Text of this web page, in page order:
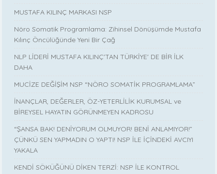
MUSTAFA KILINÇ MARKASI NSP
Nöro Somatik Programlama: Zihinsel Dönüşümde Mustafa
Kılınç Öncülüğünde Yeni Bir Çağ
NLP LİDERİ MUSTAFA KILINÇ'TAN TÜRKİYE' DE BİR İLK
DAHA
MUCİZE DEĞİŞİM NSP “NÖRO SOMATİK PROGRAMLAMA”
İNANÇLAR, DEĞERLER, ÖZ-YETERLİLİK KURUMSAL ve
BİREYSEL HAYATIN GÖRÜNMEYEN KADROSU
“ŞANSA BAK! DENİYORUM OLMUYOR! BENİ ANLAMIYOR!”
ÇÜNKÜ SEN YAPMADIN O YAPTI! NSP İLE İÇİNDEKİ AVCIYI
YAKALA
KENDİ SÖKÜĞÜNÜ DİKEN TERZİ: NSP İLE KONTROL